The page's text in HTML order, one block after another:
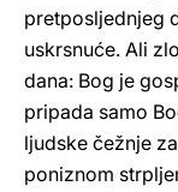
pretposljednjeg
uskrsnuće. Ali
dana: Bog je
pripada samo
ljudske čežnje
poniznom